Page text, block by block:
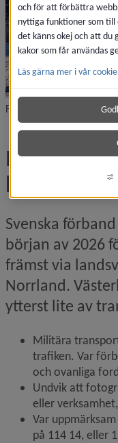
Foto: Jens Åkerlund/
Militära
länet
Svenska
början av 2026
främst via
Norrland.
ytterst lite av
Militära
trafiken. Var
och ovanliga
Undvik att
eller
Var
på 114 14, eller
och för att förbättra
nyttiga funktioner som till
det känns okej och att du
kakor som får användas
Läs gärna mer i vår